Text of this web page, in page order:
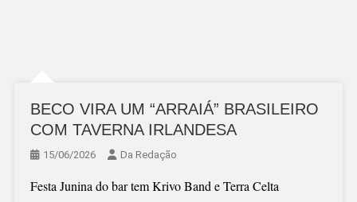
BECO VIRA UM “ARRAIÁ” BRASILEIRO
COM TAVERNA IRLANDESA
15/06/2026 Da Redação
Festa Junina do bar tem Krivo Band e Terra Celta